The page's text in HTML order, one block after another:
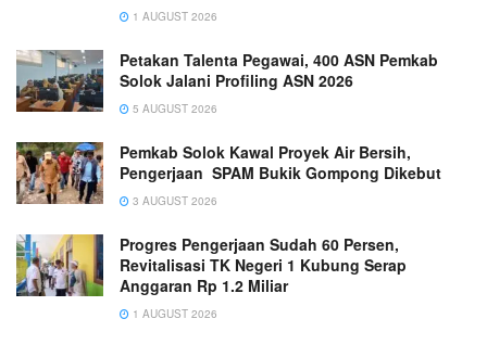
1 AUGUST 2026
Petakan Talenta Pegawai, 400 ASN Pemkab
Solok Jalani Profiling ASN 2026
5 AUGUST 2026
Pemkab Solok Kawal Proyek Air Bersih,
Pengerjaan SPAM Bukik Gompong Dikebut
3 AUGUST 2026
Progres Pengerjaan Sudah 60 Persen,
Revitalisasi TK Negeri 1 Kubung Serap
Anggaran Rp 1.2 Miliar
1 AUGUST 2026